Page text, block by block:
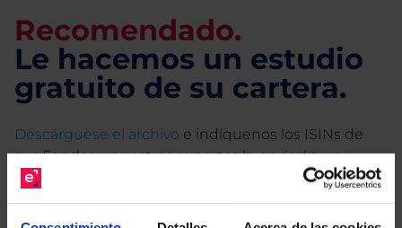
Recomendado.
Le hacemos un estudio
gratuito de su cartera.
Descárguese el archivo e indíquenos los ISINs de
sus Fondos y nuestros expertos le enviarán un
estudio gratuito de sus alternativas de Clases
Limpias con las que podrá ahorrar en sus costes.